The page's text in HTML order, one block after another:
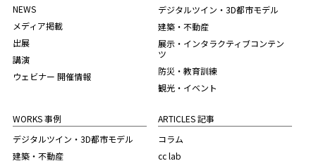
NEWS
メディア掲載
出展
講演
ウェビナー 開催情報
WORKS 事例
デジタルツイン・3D都市モデル
建築・不動産
デジタルツイン・3D都市モデル
建築・不動産
展示・インタラクティブコンテン
ツ
防災・教育訓練
観光・イベント
ARTICLES 記事
コラム
cc lab